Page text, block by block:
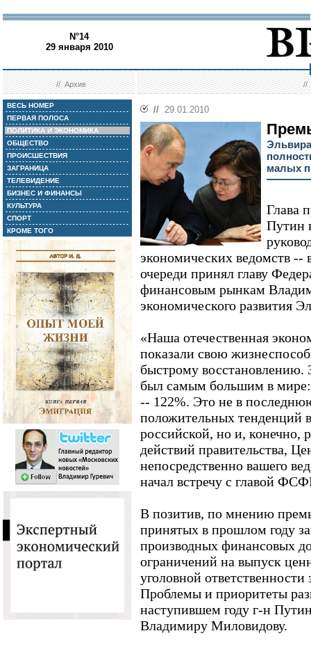
N°14
29 января 2010
//Архив //
ВЕСЬ НОМЕР
ПЕРВАЯ ПОЛОСА
ПОЛИТИКА И ЭКОНОМИКА
ОБЩЕСТВО
ПРОИСШЕСТВИЯ
ЗАГРАНИЦА
ТЕЛЕВИДЕНИЕ
БИЗНЕС И ФИНАНСЫ
КУЛЬТУРА
СПОРТ
КРОМЕ ТОГО
// 29.01.2010
малых
Глава
Путин
экономических ведомств
очереди принял главу
финансовым рынкам
экономического развития
«Наша отечественная
показали свою
быстрому восстановлению.
был самым большим в
-- 122%. Это не в
положительных тенденций
российской, но и, конечно,
действий правительства,
непосредственно вашего
начал встречу с главой
В позитив, по мнению
принятых в прошлом году
производных финансовых
ограничений на выпуск
уголовной
Проблемы и приоритеты
наступившем году г-н
Владимиру Миловидову.